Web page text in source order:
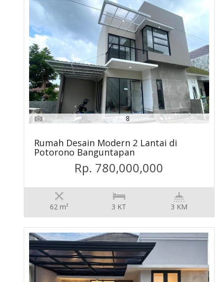
8
Rumah Desain Modern 2 Lantai di
Potorono Banguntapan
Rp. 780,000,000
62 m² 3 KT 3 KM